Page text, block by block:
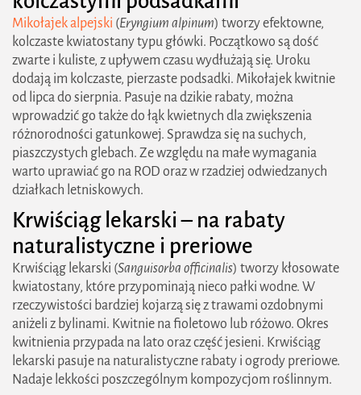
Mikołajek alpejski (Eryngium alpinum) tworzy efektowne,
kolczaste kwiatostany typu główki. Początkowo są dość
zwarte i kuliste, z upływem czasu wydłużają się. Uroku
dodają im kolczaste, pierzaste podsadki. Mikołajek kwitnie
od lipca do sierpnia. Pasuje na dzikie rabaty, można
wprowadzić go także do łąk kwietnych dla zwiększenia
różnorodności gatunkowej. Sprawdza się na suchych,
piaszczystych glebach. Ze względu na małe wymagania
warto uprawiać go na ROD oraz w rzadziej odwiedzanych
działkach letniskowych.
Krwiściąg lekarski – na rabaty
naturalistyczne i preriowe
Krwiściąg lekarski (Sanguisorba officinalis) tworzy kłosowate
kwiatostany, które przypominają nieco pałki wodne. W
rzeczywistości bardziej kojarzą się z trawami ozdobnymi
aniżeli z bylinami. Kwitnie na fioletowo lub różowo. Okres
kwitnienia przypada na lato oraz część jesieni. Krwiściąg
lekarski pasuje na naturalistyczne rabaty i ogrody preriowe.
Nadaje lekkości poszczególnym kompozycjom roślinnym.